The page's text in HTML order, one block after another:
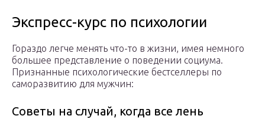
Экспресс-курс по психологии
Гораздо легче менять что-то в жизни, имея немного
большее представление о поведении социума.
Признанные психологические бестселлеры по
саморазвитию для мужчин:
Советы на случай, когда все лень